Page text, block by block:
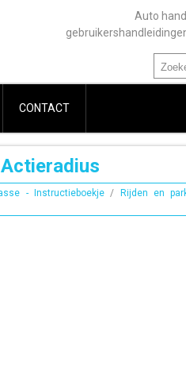
Auto
CONTACT
- Instructieboekje/ Rijden en